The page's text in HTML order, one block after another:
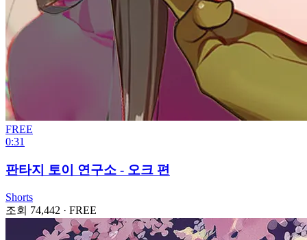
FREE
0:31
판타지 토이 연구소 - 오크 편
Shorts
조회 74,442 · FREE